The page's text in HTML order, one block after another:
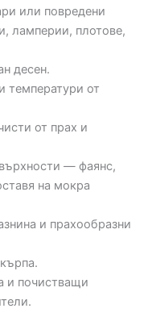
или повредени
ламперии, плотове,
десен.
температури от
от прах и
— фаянс,
на мокра
и прахообразни
и почистващи